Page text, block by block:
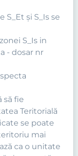
și S_Is se
S_Is in
- dosar nr
să fie
Teritorială
se poate
mai
ca o unitate